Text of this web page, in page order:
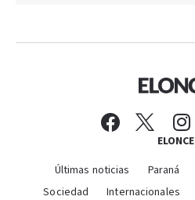
ELONCE
Últimas noticias Paraná
Sociedad
Internacionales